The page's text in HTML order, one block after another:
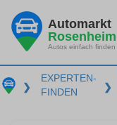
Automarkt
Rosenheim
Autos einfach finden
❯
EXPERTEN-
FINDEN
❯